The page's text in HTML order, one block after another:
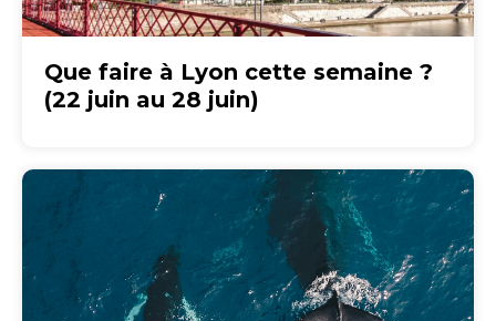
Que faire à Lyon cette semaine ?
(22 juin au 28 juin)